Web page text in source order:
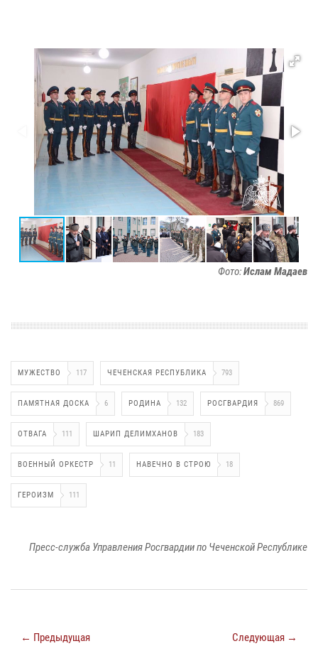
Фото:Ислам Мадаев
МУЖЕСТВО 117 ЧЕЧЕНСКАЯ РЕСПУБЛИКА 793
ПАМЯТНАЯ ДОСКА 6 РОДИНА 132 РОСГВАРДИЯ 869
ОТВАГА 111 ШАРИП ДЕЛИМХАНОВ 183
ВОЕННЫЙ ОРКЕСТР 11 НАВЕЧНО В СТРОЮ 18
ГЕРОИЗМ 111
Пресс-служба Управления Росгвардии по Чеченской Республике
← Предыдущая Следующая →